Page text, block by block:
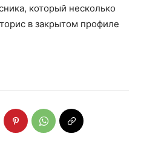
который несколько
в закрытом профиле